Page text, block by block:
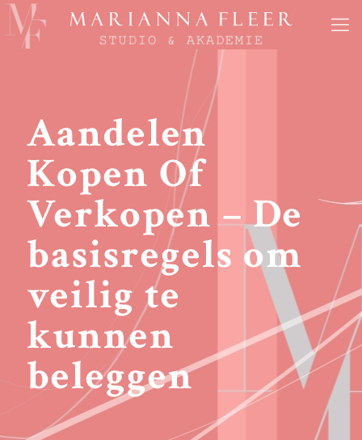
Aandelen
Kopen Of
Verkopen – De
basisregels om
veilig te
kunnen
beleggen